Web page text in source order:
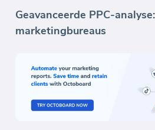
Geavanceerde PPC-
marketingbureaus